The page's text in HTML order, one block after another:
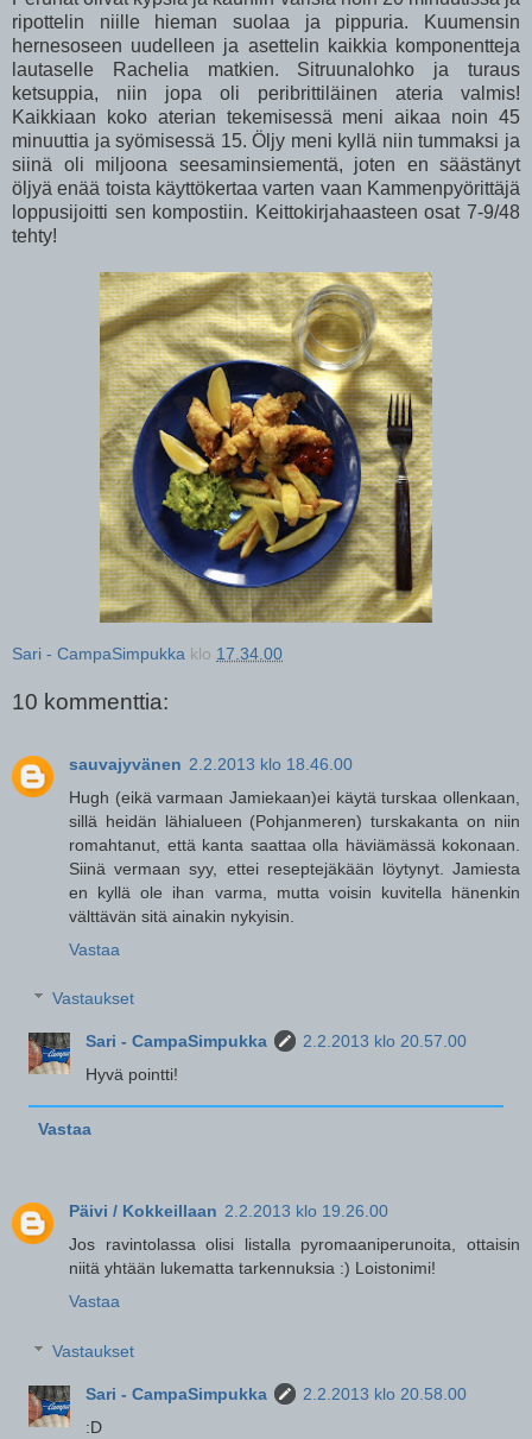
ripottelin niille hieman suolaa ja pippuria. Kuumensin
hernesoseen uudelleen ja asettelin kaikkia komponentteja
lautaselle Rachelia matkien. Sitruunalohko ja turaus
ketsuppia, niin jopa oli peribrittiläinen ateria valmis!
Kaikkiaan koko aterian tekemisessä meni aikaa noin 45
minuuttia ja syömisessä 15. Öljy meni kyllä niin tummaksi ja
siinä oli miljoona seesaminsiementä, joten en säästänyt
öljyä enää toista käyttökertaa varten vaan Kammenpyörittäjä
loppusijoitti sen kompostiin. Keittokirjahaasteen osat 7-9/48
tehty!
Sari - CampaSimpukka klo 17.34.00
10 kommenttia:
sauvajyvänen 2.2.2013 klo 18.46.00
Hugh (eikä varmaan Jamiekaan)ei käytä turskaa ollenkaan,
sillä heidän lähialueen (Pohjanmeren) turskakanta on niin
romahtanut, että kanta saattaa olla häviämässä kokonaan.
Siinä vermaan syy, ettei reseptejäkään löytynyt. Jamiesta
en kyllä ole ihan varma, mutta voisin kuvitella hänenkin
välttävän sitä ainakin nykyisin.
Vastaa
Vastaukset
Sari - CampaSimpukka
2.2.2013 klo 20.57.00
Hyvä pointti!
Vastaa
Päivi / Kokkeillaan 2.2.2013 klo 19.26.00
Jos ravintolassa olisi listalla pyromaaniperunoita, ottaisin
niitä yhtään lukematta tarkennuksia :) Loistonimi!
Vastaa
Vastaukset
Sari - CampaSimpukka
2.2.2013 klo 20.58.00
:D